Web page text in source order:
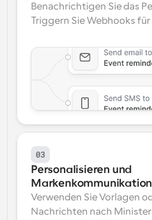
Benachrichtigen Sie das
Triggern Sie Webhooks
03
Personalisieren und
Markenkommunikation
Verwenden Sie Vorlagen
Nachrichten nach